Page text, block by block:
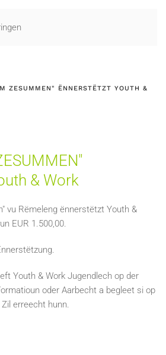
ZESUMMEN" ËNNERSTËTZT YOUTH &
& Work
vu Rëmeleng ënnerstëtzt Youth &
EUR 1.500,00.
Youth & Work Jugendlech op der
oder Aarbecht a begleet si op
erreecht hunn.